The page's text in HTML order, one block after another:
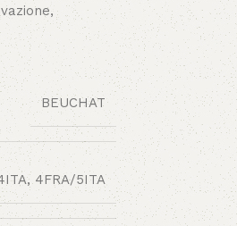
BEUCHAT
4FRA/5ITA